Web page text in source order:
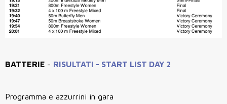
BATTERIE - RISULTATI - START LIST DAY 2
Programma e azzurrini in gara